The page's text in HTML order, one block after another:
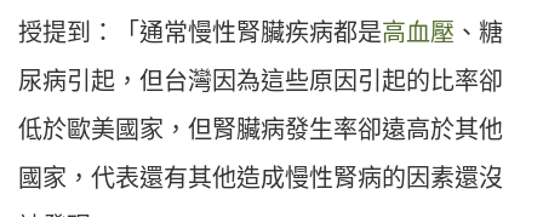
授提到：「通常慢性腎臟疾病都是高血壓 、糖
尿病引起，但台灣因為這些原因引起的比率卻
低於歐美國家，但腎臟病發生率卻遠高於其他
國家，代表還有其他造成慢性腎病的因素還沒